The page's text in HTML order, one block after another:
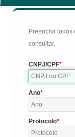
Preencha
consultar.
CNPJ/CPF
Ano
Protocolo